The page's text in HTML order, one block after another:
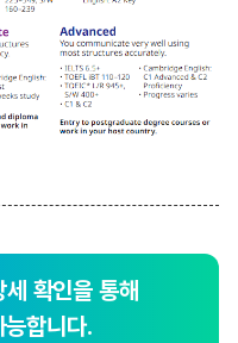
세 확인을 통해
합니다.